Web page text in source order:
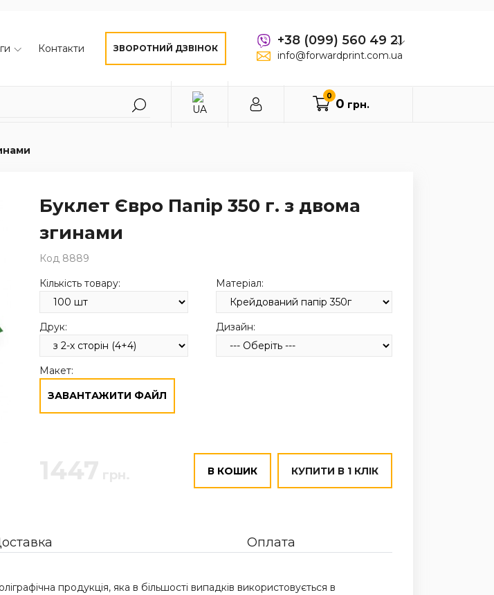
Контакти ЗВОРОТНИЙ ДЗВІНОК
+38 (099) 560 49 21
info@forwardprint.com.ua
0
0 грн.
Буклет Євро Папір 350 г. з двома
згинами
Код 8889
Кількість товару:
Матеріал:
Друк: Дизайн:
Макет:
ЗАВАНТАЖИТИ ФАЙЛ
В КОШИК КУПИТИ В 1 КЛІК
Оплата
продукція, яка в більшості випадків використовується в